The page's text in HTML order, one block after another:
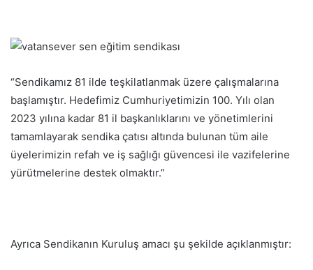
“Sendikamız 81 ilde teşkilatlanmak üzere çalışmalarına
başlamıştır. Hedefimiz Cumhuriyetimizin 100. Yılı olan
2023 yılına kadar 81 il başkanlıklarını ve yönetimlerini
tamamlayarak sendika çatısı altında bulunan tüm aile
üyelerimizin refah ve iş sağlığı güvencesi ile vazifelerine
yürütmelerine destek olmaktır.”
Ayrıca Sendikanın Kuruluş amacı şu şekilde açıklanmıştır: